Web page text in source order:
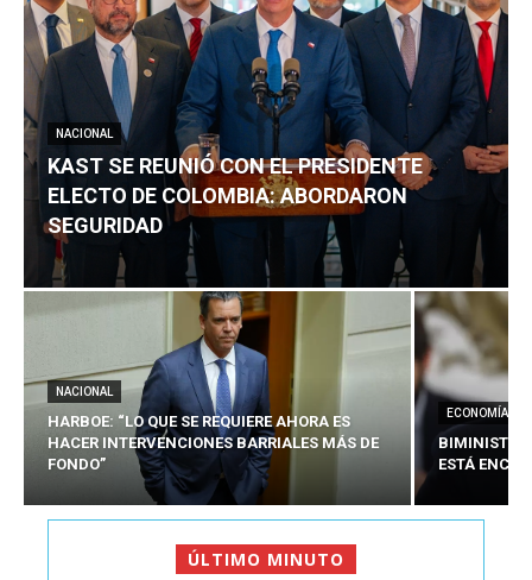
NACIONAL
KAST SE REUNIÓ CON EL PRESIDENTE
ELECTO DE COLOMBIA: ABORDARON
SEGURIDAD
NACIONAL
HARBOE: “LO QUE SE REQUIERE AHORA ES
HACER INTERVENCIONES BARRIALES MÁS DE
FONDO”
ECONOMÍA
BIMINISTRO
ESTÁ
ÚLTIMO MINUTO